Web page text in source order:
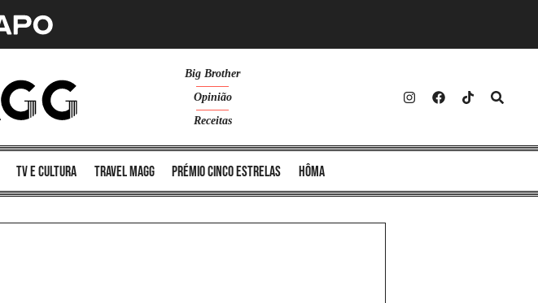
Big Brother
Opinião
Receitas
TV e cultura Travel MAGG Prémio Cinco Estrelas Hôma